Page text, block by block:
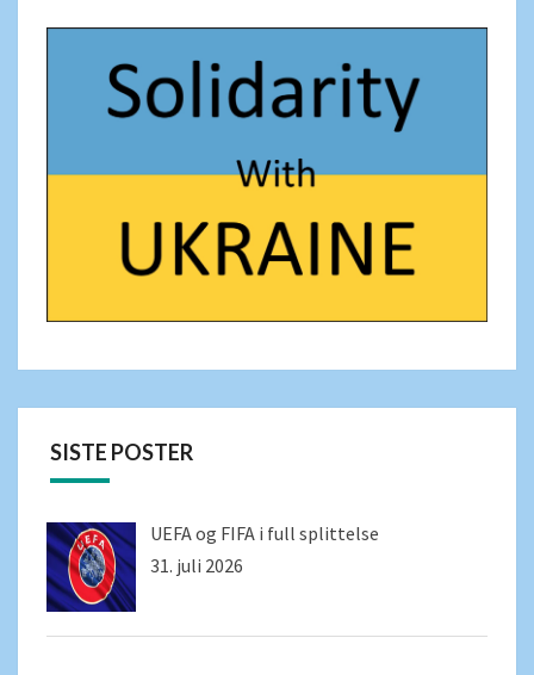
SISTE POSTER
UEFA og FIFA i full splittelse
31. juli 2026